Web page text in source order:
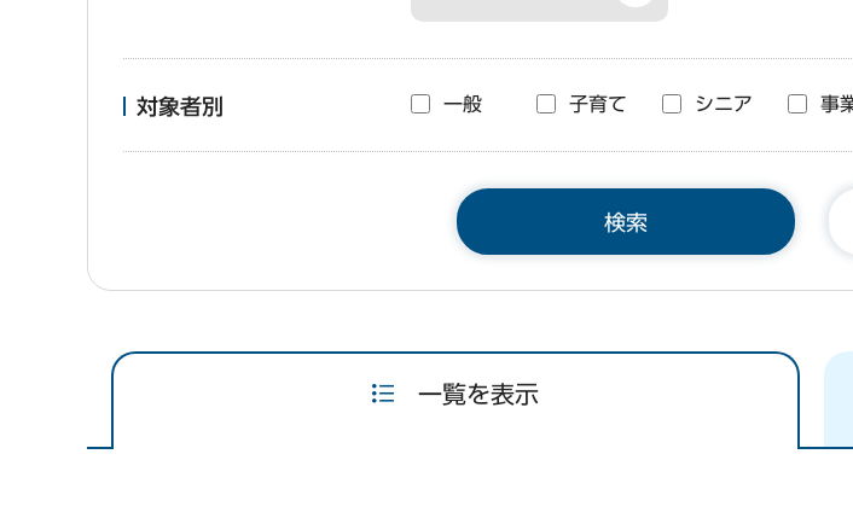
対象者別 一般 子育て シニア 事
一覧を表示